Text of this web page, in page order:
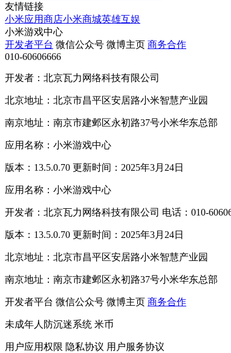
友情链接
小米应用商店小米商城英雄互娱
小米游戏中心
开发者平台 微信公众号 微博主页 商务合作
010-60606666
开发者：北京瓦力网络科技有限公司
北京地址：北京市昌平区安居路小米智慧产业园
南京地址：南京市建邺区永初路37号小米华东总部
应用名称：小米游戏中心
版本：13.5.0.70 更新时间：2025年3月24日
应用名称：小米游戏中心
开发者：北京瓦力网络科技有限公司 电话：010-
版本：13.5.0.70 更新时间：2025年3月24日
北京地址：北京市昌平区安居路小米智慧产业园
南京地址：南京市建邺区永初路37号小米华东总部
开发者平台 微信公众号 微博主页 商务合作
未成年人防沉迷系统 米币
用户应用权限 隐私协议 用户服务协议